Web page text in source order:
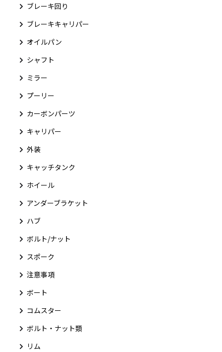
ブレーキ回り
ブレーキキャリパー
オイルパン
シャフト
ミラー
プーリー
カーボンパーツ
キャリパー
外装
キャッチタンク
ホイール
アンダーブラケット
ハブ
ボルト/ナット
スポーク
注意事項
ボート
コムスター
ボルト・ナット類
リム